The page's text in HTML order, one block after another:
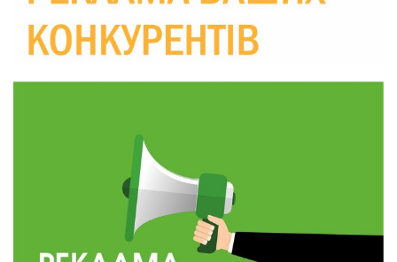
09:52
04 сер
Родина Степаненків: від квітучого
прикордоння до втраченого дому
«Все закінчиться, приїду й одружуся…»: Пам’яті
26-річного Захисника Богдана Ємця (ВІДЕО)
Паливо по 100 грн та ризик дефіциту: чому в
Україні різко зростають ціни на АЗС